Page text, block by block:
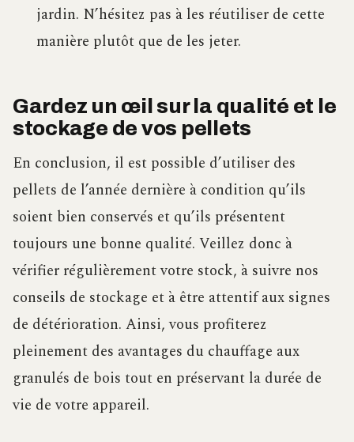
jardin. N’hésitez pas à les réutiliser de cette
manière plutôt que de les jeter.
Gardez un œil sur la qualité et le
stockage de vos pellets
En conclusion, il est possible d’utiliser des
pellets de l’année dernière à condition qu’ils
soient bien conservés et qu’ils présentent
toujours une bonne qualité. Veillez donc à
vérifier régulièrement votre stock, à suivre nos
conseils de stockage et à être attentif aux signes
de détérioration. Ainsi, vous profiterez
pleinement des avantages du chauffage aux
granulés de bois tout en préservant la durée de
vie de votre appareil.